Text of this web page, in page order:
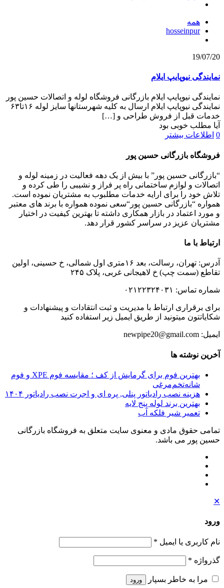
همه
hosseinpur
19/07/20
نمایندگی نیوپایپ ایلام
نمایندگی نیوپایپ ایلام بازرگانی فروشگاه لوله و اتصالات حسین پور
نمایندگی نیوپایپ ایلام ارسال به کلیه شهرستانها سایز لوله ۱۶تا۶۳
خدمات قبل از فروش طراحی و […]
آیا مطلب خوبی بود
0 اطلاعات بیشتر
فروشگاه بازرگانی حسین پور
“بازرگانی حسین پور” با بیش از یک دهه فعالیت در زمینه لوله و
اتصالات و لوازم ساختمانی راه پر فراز و نشیبی را طی کرده و
تلاش خود را برای ارایه خدمات مطلبوب به مشتریان نموده است.
همواره “بازرگانی حسین پور“سعی نموده همواره با برند های معتبر
و مورد اعتماد در بازار همکاری داشته تا بهترین کیفیت در اختیار
مشتریان عزیز در سراسر کشور قرار دهد.
ارتباط با ما
آدرس: تهران، رسالت، بعد ۱۶متری اول شمالی، خ حسینی، اولین
تقاطع (سمت چپ) خ لاهیجانی غربی، پلاک ۲۴۵
شماره تماس: ۰۲۱۲۲۳۲۴۰۳۱
برای برقراری ارتباط با مدیریت و ثبت انتقادات و پیشنهادات و
شکایاتتون میتونید از طریق ایمیل زیر استفاده کنید
ایمیل: newpipe20@gmail.com
آخرین نوشته ها
بهترین فوم برای گرمایش از کف ؛ مقایسه فوم XPE و فوم
شانه‌تخم‌مرغی
هزینه نصب رادیاتور پنلی, پره ای و اجرت نصب رادیاتور ۱۴۰۴
بهترین برند لوله پنج لایه
تعمیر شیر فلکه آب
تمامی حقوق مادی و معنوی سایت متعلق به فروشگاه بازرگانی
حسین پور می باشد.
✕
ورود
نام کاربری یا ایمیل *
گذرواژه *
مرا به خاطر بسپار ورود